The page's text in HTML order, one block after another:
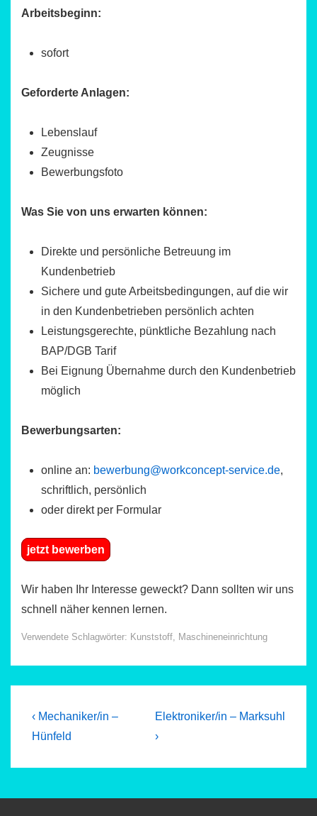
Arbeitsbeginn:
sofort
Geforderte Anlagen:
Lebenslauf
Zeugnisse
Bewerbungsfoto
Was Sie von uns erwarten können:
Direkte und persönliche Betreuung im
Kundenbetrieb
Sichere und gute Arbeitsbedingungen, auf die wir
in den Kundenbetrieben persönlich achten
Leistungsgerechte, pünktliche Bezahlung nach
BAP/DGB Tarif
Bei Eignung Übernahme durch den Kundenbetrieb
möglich
Bewerbungsarten:
online an: bewerbung@workconcept-service.de,
schriftlich, persönlich
oder direkt per Formular
jetzt bewerben
Wir haben Ihr Interesse geweckt? Dann sollten wir uns
schnell näher kennen lernen.
Verwendete Schlagwörter: Kunststoff, Maschineneinrichtung
Beitragsnavigation
Previous
Post
‹ Mechaniker/in –
Hünfeld
Next
Post
Elektroniker/in – Marksuhl
›